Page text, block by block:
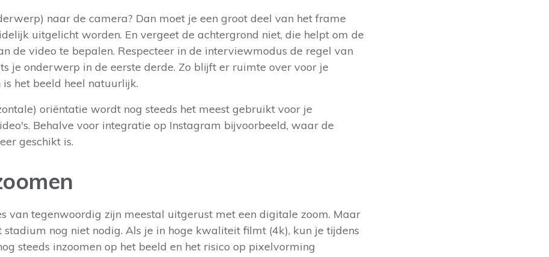
naar de camera? Dan moet je een groot deel van het frame
uitgelicht worden. En vergeet de achtergrond niet, die helpt om de
de video te bepalen. Respecteer in de interviewmodus de regel van
je onderwerp in de eerste derde. Zo blijft er ruimte over voor je
het beeld heel natuurlijk.
oriëntatie wordt nog steeds het meest gebruikt voor je
Behalve voor integratie op Instagram bijvoorbeeld, waar de
geschikt is.
van tegenwoordig zijn meestal uitgerust met een digitale zoom. Maar
stadium nog niet nodig. Als je in hoge kwaliteit filmt (4k), kun je tijdens
steeds inzoomen op het beeld en het risico op pixelvorming